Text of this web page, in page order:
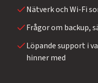
Nätverk och Wi-Fi
Frågor om backup,
Löpande support i
hinner med